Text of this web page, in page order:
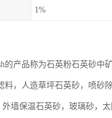
1%
的产品称为石英粉石英砂中
，人造草坪石英砂，喷砂
墙保温石英砂，玻璃砂，